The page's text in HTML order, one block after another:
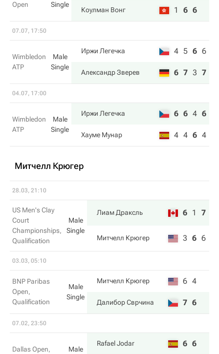
Open
Single
Коулман Вонг 1 6 6
07.07, 17:50
Wimbledon
ATP
Male
Single
Иржи Легечка 4 5 6 6
Александр Зверев 6 7 3 7
04.07, 17:00
Wimbledon
ATP
Male
Single
Иржи Легечка 6 6 4 6
Хауме Мунар 4 4 6 4
Митчелл Крюгер
28.03, 21:10
US Men's Clay
Court
Championships,
Qualification
Male
Single
Лиам Драксль 6 1 7
Митчелл Крюгер 3 6 6
03.03, 05:10
BNP Paribas
Open,
Qualification
Male
Single
Митчелл Крюгер 6 4
Далибор Сврчина 7 6
07.02, 23:50
Dallas Open,
Male
Rafael Jodar 6 6